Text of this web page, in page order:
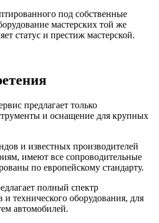
под собственные
мастерских той же
статус и престиж мастерской.
предлагает только
и оснащение для крупных
и известных производителей
имеют все сопроводительные
по европейскому стандарту.
полный спектр
технического оборудования, для
автомобилей.